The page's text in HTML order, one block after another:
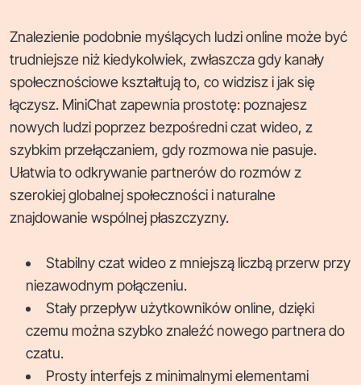
Znalezienie podobnie myślących ludzi online może być
trudniejsze niż kiedykolwiek, zwłaszcza gdy kanały
społecznościowe kształtują to, co widzisz i jak się
łączysz. MiniChat zapewnia prostotę: poznajesz
nowych ludzi poprzez bezpośredni czat wideo, z
szybkim przełączaniem, gdy rozmowa nie pasuje.
Ułatwia to odkrywanie partnerów do rozmów z
szerokiej globalnej społeczności i naturalne
znajdowanie wspólnej płaszczyzny.
Stabilny czat wideo z mniejszą liczbą przerw przy
niezawodnym połączeniu.
Stały przepływ użytkowników online, dzięki
czemu można szybko znaleźć nowego partnera do
czatu.
Prosty interfejs z minimalnymi elementami